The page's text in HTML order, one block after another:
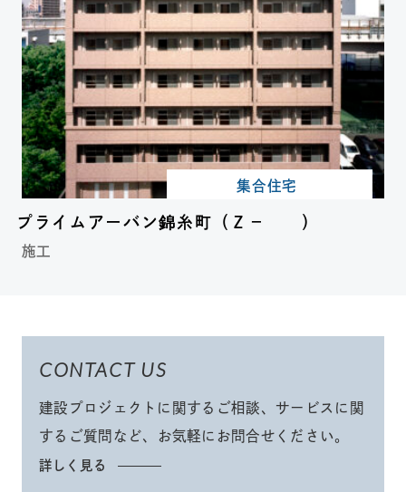
集合住宅
プライムアーバン錦糸町（Ｚ－ ）
施工
CONTACT US
建設プロジェクトに関するご相談、サービスに関
するご質問など、
お気軽にお問合せください。
詳しく見る